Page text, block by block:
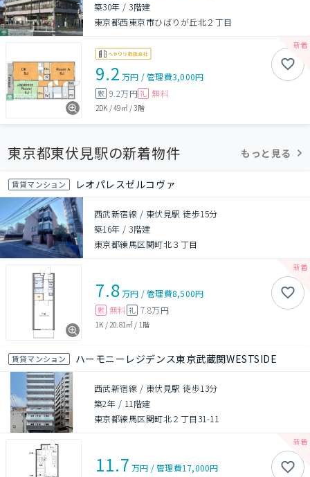
築30年 / 3階建
東京都西東京市ひばりが丘北２丁目
9.2 万円 /管理費3,000円
敷 9.2万円 礼 無料
2DK /49㎡/3階
東京都東伏見駅の新着物件 もっと見る
賃貸マンション レオパレスゼルコヴァ
西武新宿線 / 東伏見駅 徒歩15分
築16年 / 3階建
東京都練馬区関町北３丁目
7.8万円 /管理費8,500円
敷 無料 礼 7.8万円
1K / 20.81㎡ / 1階
賃貸マンション ハーモニーレジデンス東京武蔵関WESTSIDE
西武新宿線 / 東伏見駅 徒歩13分
築2年 / 11階建
東京都練馬区関町北２丁目31-11
11.7 万円 /管理費17,000円